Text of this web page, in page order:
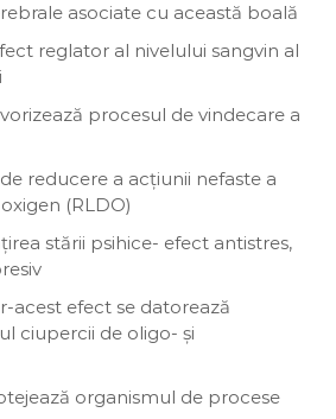
asociate cu această boală
reglator al nivelului sangvin al
procesul de vindecare a
reducere a acțiunii nefaste a
(RLDO)
stării psihice- efect antistres,
acest efect se datorează
ciupercii de oligo- și
organismul de procese